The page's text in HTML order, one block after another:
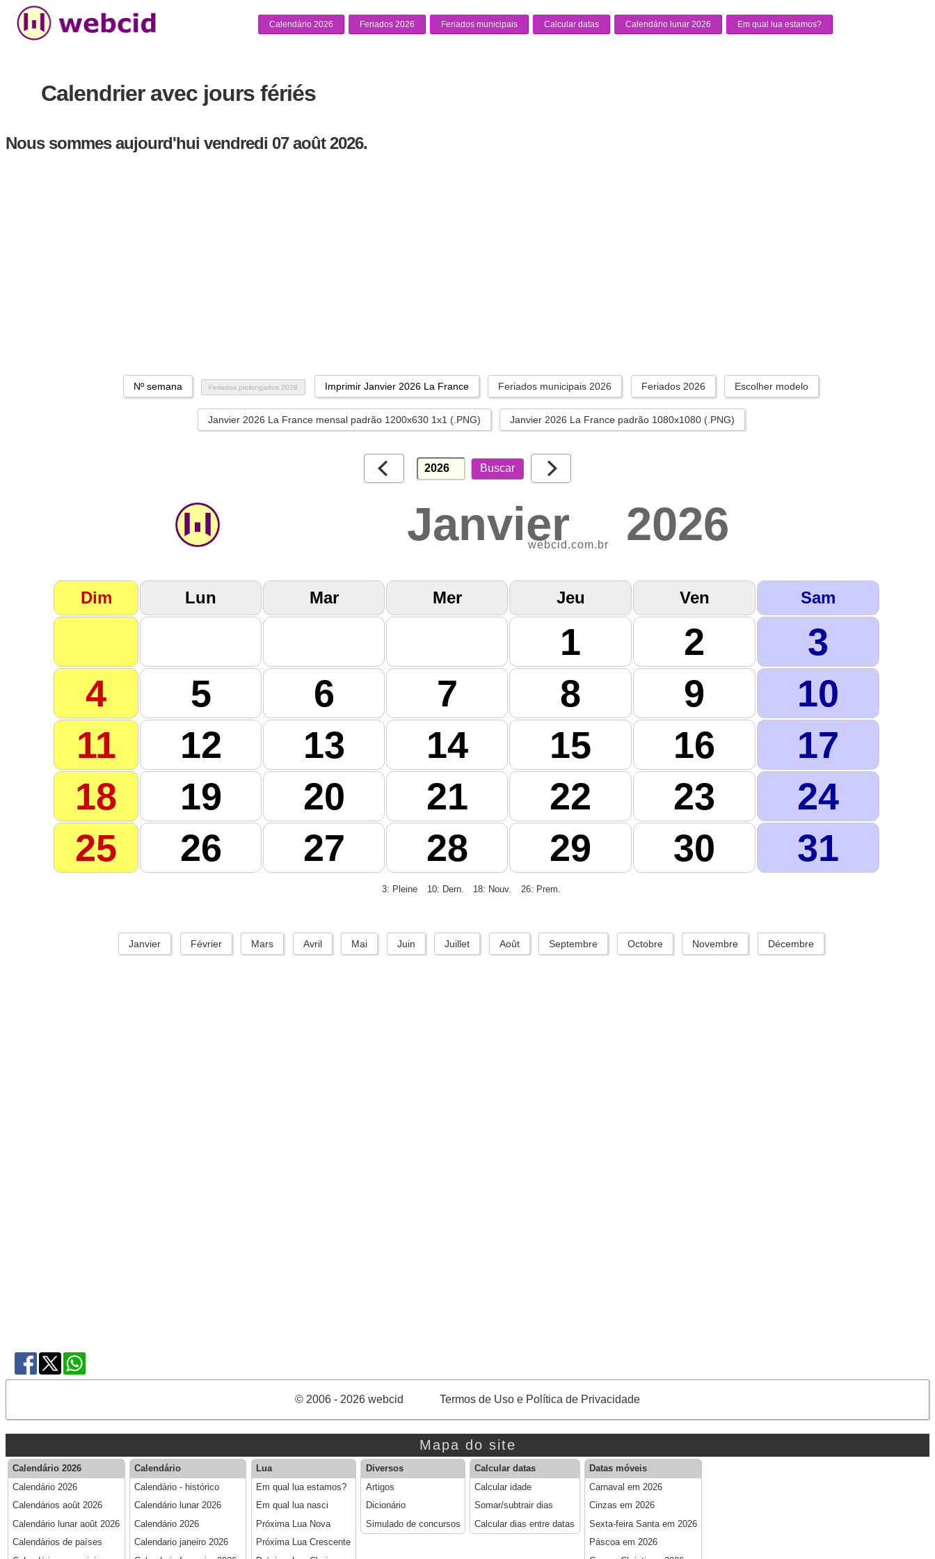
Calendário 2026 Feriados 2026 Feriados municipais Calcular datas Calendário lunar 2026 Em qual lua estamos?
Calendrier avec jours fériés
Nous sommes aujourd'hui vendredi 07 août 2026.
Nº semana Feriados prolongados 2026 Imprimir Janvier 2026 La France Feriados municipais 2026 Feriados 2026 Escolher modelo
Janvier 2026 La France mensal padrão 1200x630 1x1 (.PNG) Janvier 2026 La France padrão 1080x1080 (.PNG)
Janvier 2026
webcid.com.br
Dim Lun Mar Mer Jeu Ven Sam
1 2
3
4
5 6 7 8 9
10
11
12 13 14 15 16
17
18
19 20 21 22 23
24
25
26 27 28 29 30 31
3: Pleine 10: Dern. 18: Nouv. 26: Prem.
Janvier Février Mars Avril Mai Juin Juillet Août Septembre Octobre Novembre Décembre
© 2006 - 2026 webcid Termos de Uso e Política de Privacidade
Mapa do site
Calendário 2026
Calendário 2026
Calendários août 2026
Calendário lunar août 2026
Calendários de países
Calendário
Calendário - histórico
Calendário lunar 2026
Calendário 2026
Calendario janeiro 2026
Lua
Em qual lua estamos?
Em qual lua nasci
Próxima Lua Nova
Próxima Lua Crescente
Diversos
Artigos
Dicionário
Simulado de concursos
Calcular datas
Calcular idade
Somar/subtrair dias
Calcular dias entre datas
Datas móveis
Carnaval em 2026
Cinzas em 2026
Sexta-feira Santa em 2026
Páscoa em 2026